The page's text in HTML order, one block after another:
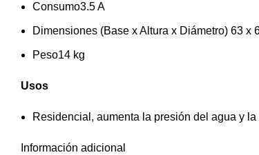
Consumo3.5 A
Dimensiones (Base x Altura x Diámetro) 63 x
Peso14 kg
Usos
Residencial, aumenta la presión del agua y
Información adicional